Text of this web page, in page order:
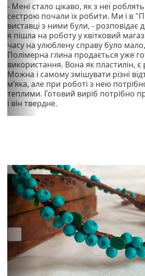
- Мені стало цікаво, як з неї
сестрою почали їх робити. Ми і в
виставці з ними були, - розповідає
я пішла на роботу у квітковий
часу на улюблену справу було
Полімерна глина продається уже
використання. Вона як пластилін, є
Можна і самому змішувати різні
мʼяка, але при роботі з нею
теплими. Готовий виріб потрібно
і він твердне.
v
i
o
u
s